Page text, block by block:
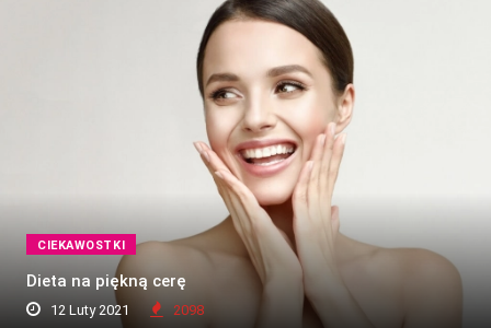
CIEKAWOSTKI
Dieta na piękną cerę
12 Luty 2021 2098